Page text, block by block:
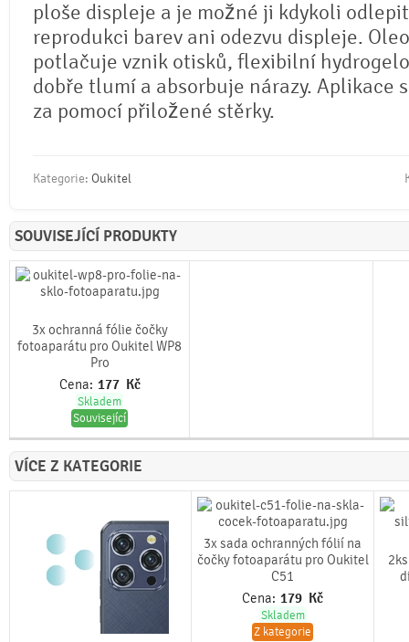
ploše displeje a je možné ji kdykoli
reprodukci barev ani odezvu displeje.
potlačuje vznik otisků, flexibilní
dobře tlumí a absorbuje nárazy. Aplikace
za pomocí přiložené stěrky.
Kategorie: Oukitel
SOUVISEJÍCÍ PRODUKTY
3x ochranná fólie čočky
fotoaparátu pro Oukitel WP8
Pro
Cena: 177 Kč
Skladem
Související
VÍCE Z KATEGORIE
3x sada ochranných fólií na
čočky fotoaparátu pro Oukitel
C51
Cena: 179 Kč
Skladem
Z kategorie